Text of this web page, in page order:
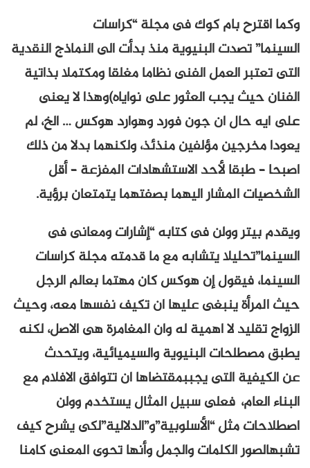
وكما اقترح بام كوك فى مجلة “كراسات
السينما” تصدت البنيوية منذ بدأت الى النماذج النقدية
التى تعتبر العمل الفنى نظاما مغلقا ومكتملا بذاتية
الفنان حيث يجب العثور على نواياه)وهذا لا يعنى
على ايه حال ان جون فورد وهوارد هوكس … الخ، لم
يعودا مخرجين مؤلفين منذئذ، ولكنهما بدلا من ذلك
اصبحا – طبقا لأحد الاستشهادات المفزعة – أقل
الشخصيات المشار اليهما بصفتهما يتمتعان برؤية.
ويقدم بيتر وولن فى كتابه “إشارات ومعانى فى
السينما”تحليلا يتشابه مع ما قدمته مجلة كراسات
السينما، فيقول إن هوكس كان مهتما بعالم الرجل
حيث المرأة ينبغى عليها ان تكيف نفسها معه، وحيث
الزواج تقليد لا اهمية له وان المغامرة هى الاصل، لكنه
يطبق مصطلحات البنيوية والسيميائية، ويتحدث
عن الكيفية التى يجببمقتضاها ان تتوافق الافلام مع
البناء العام، فعلى سبيل المثال يستخدم وولن
اصطلاحات مثل “الأسلوبية”و”الدلالية”لكى يشرح كيف
تشبهالصور الكلمات والجمل وأنها تحوى المعنى كامنا